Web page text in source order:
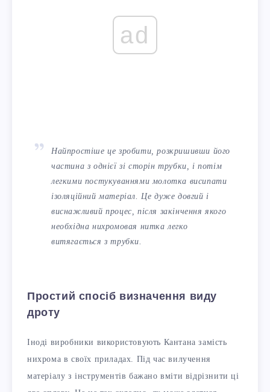
ad
Найпростіше це зробити, розкришивши його
частина з однієї зі сторін трубки, і потім
легкими постукуваннями молотка висипати
ізоляційний матеріал. Це дуже довгий і
виснажливий процес, після закінчення якого
необхідна нихромовая нитка легко
витягається з трубки.
Простий спосіб визначення виду
дроту
Іноді виробники використовують Кантана замість
нихрома в своїх приладах. Під час вилучення
матеріалу з інструментів бажано вміти відрізнити ці